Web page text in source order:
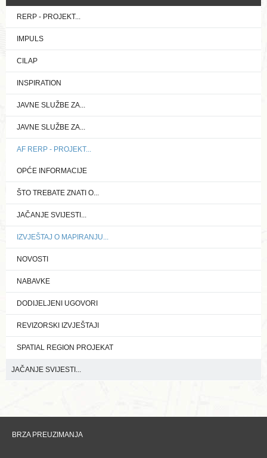
RERP - PROJEKT...
IMPULS
CILAP
INSPIRATION
JAVNE SLUŽBE ZA...
JAVNE SLUŽBE ZA...
AF RERP - PROJEKT...
OPĆE INFORMACIJE
ŠTO TREBATE ZNATI O...
JAČANJE SVIJESTI...
IZVJEŠTAJ O MAPIRANJU...
NOVOSTI
NABAVKE
DODIJELJENI UGOVORI
REVIZORSKI IZVJEŠTAJI
SPATIAL REGION PROJEKAT
JAČANJE SVIJESTI...
BRZA PREUZIMANJA